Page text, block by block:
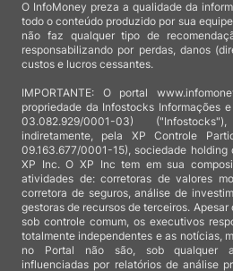
O InfoMoney preza a qualidade da
todo o conteúdo produzido por sua
não faz qualquer tipo de
responsabilizando por perdas, danos
custos e lucros cessantes.
IMPORTANTE: O portal
propriedade da Infostocks Informações
03.082.929/0001-03)
indiretamente, pela XP Controle
09.163.677/0001-15), sociedade
XP Inc. O XP Inc tem em sua
atividades de: corretoras de valores
corretora de seguros, análise de
gestoras de recursos de terceiros.
sob controle comum, os executivos
totalmente independentes e as notícias,
no Portal não são, sob qualquer
influenciadas por relatórios de análise